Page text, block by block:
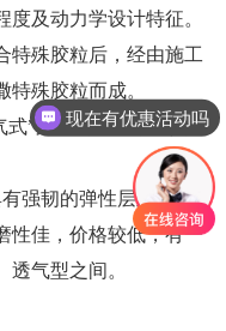
及动力学设计特征。
特殊胶粒后，经由施工
殊胶粒而成。
”跑道的工艺，兼具两
强韧的弹性层及缓冲
性佳，价格较低，有一
气型之间。
现在有优惠活动吗